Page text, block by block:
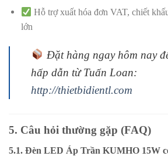
Hỗ trợ xuất hóa đơn VAT, chiết
lớn
Đặt hàng ngay hôm nay
hấp dẫn từ Tuấn Loan:
http://thietbidientl.com
5. Câu hỏi thường gặp (FAQ)
5.1. Đèn LED Áp Trần KUMHO 15W